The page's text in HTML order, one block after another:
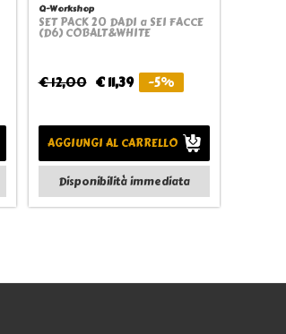
Quickview
Q-Workshop
SET PACK 20 DADI a SEI FACCE
(D6) COBALT&WHITE
€ 12,00 € 11,39 -5%
AGGIUNGI AL CARRELLO
Disponibilità immediata